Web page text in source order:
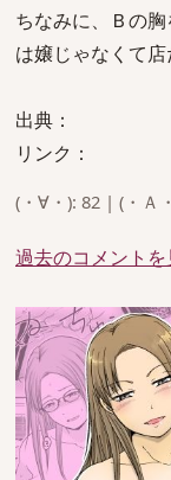
ちなみに、Ｂの
は嬢じゃなくて店
出典：
リンク：
(・∀・): 82 | (・Ａ
過去のコメントを